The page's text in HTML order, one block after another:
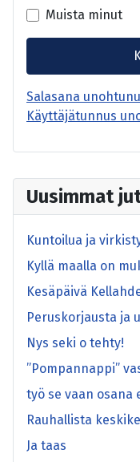
Uusimmat
Kuntoilua ja
Kyllä maalla on
Kesäpäivä
Peruskorjausta ja
Nys seki o tehty!
”Pompannappi”
työ se vaan osana
Rauhallista
Ja taas
Muista minut
Salasana
Käyttäjätunnus